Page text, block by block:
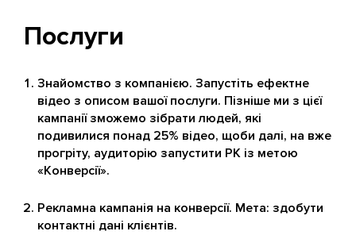
Послуги
Знайомство з компанією. Запустіть ефектне
відео з описом вашої послуги. Пізніше ми з цієї
кампанії зможемо зібрати людей, які
подивилися понад 25% відео, щоби далі, на вже
прогріту, аудиторію запустити РК із метою
«Конверсії».
Рекламна кампанія на конверсії. Мета: здобути
контактні дані клієнтів.